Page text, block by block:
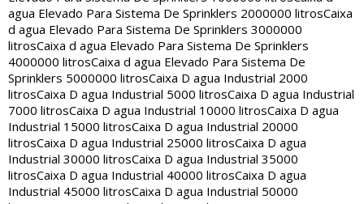
agua Elevado Para Sistema De Sprinklers 2000000 litrosCaixa
d agua Elevado Para Sistema De Sprinklers 3000000
litrosCaixa d agua Elevado Para Sistema De Sprinklers
4000000 litrosCaixa d agua Elevado Para Sistema De
Sprinklers 5000000 litrosCaixa D agua Industrial 2000
litrosCaixa D agua Industrial 5000 litrosCaixa D agua Industrial
7000 litrosCaixa D agua Industrial 10000 litrosCaixa D agua
Industrial 15000 litrosCaixa D agua Industrial 20000
litrosCaixa D agua Industrial 25000 litrosCaixa D agua
Industrial 30000 litrosCaixa D agua Industrial 35000
litrosCaixa D agua Industrial 40000 litrosCaixa D agua
Industrial 45000 litrosCaixa D agua Industrial 50000